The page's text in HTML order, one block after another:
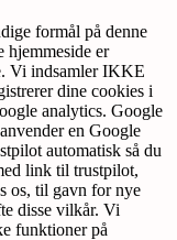
formål på denne
hjemmeside er
Vi indsamler IKKE
dine cookies i
analytics. Google
en Google
automatisk så du
link til trustpilot,
os, til gavn for nye
disse vilkår. Vi
funktioner på